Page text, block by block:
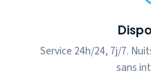
Service 24h/24, 7j/7.
sans